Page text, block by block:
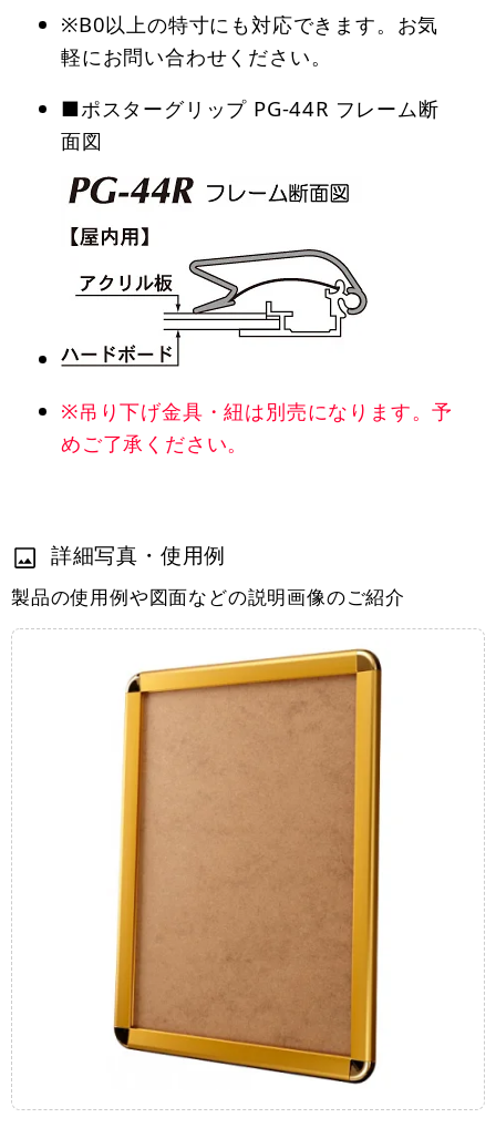
※B0以上の特寸にも対応できます。お気
軽にお問い合わせください。
■ポスターグリップ PG-44R フレーム断
面図
※吊り下げ金具・紐は別売になります。予
めご了承ください。
詳細写真・使用例
製品の使用例や図面などの説明画像のご紹介